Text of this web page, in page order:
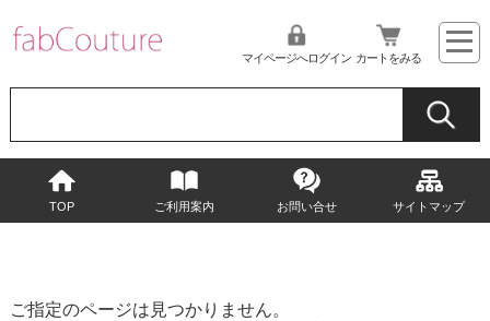
マイページへログイン カートをみる
TOP ご利用案内 お問い合せ サイトマップ
ご指定のページは見つかりません。